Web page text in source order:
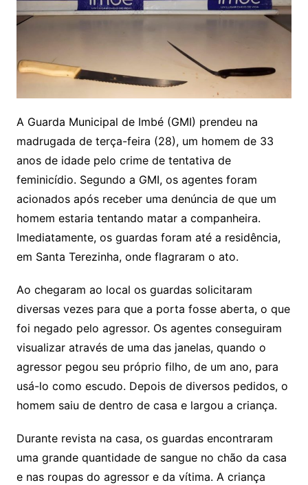
A Guarda Municipal de Imbé (GMI) prendeu na
madrugada de terça-feira (28), um homem de 33
anos de idade pelo crime de tentativa de
feminicídio. Segundo a GMI, os agentes foram
acionados após receber uma denúncia de que um
homem estaria tentando matar a companheira.
Imediatamente, os guardas foram até a residência,
em Santa Terezinha, onde flagraram o ato.
Ao chegaram ao local os guardas solicitaram
diversas vezes para que a porta fosse aberta, o que
foi negado pelo agressor. Os agentes conseguiram
visualizar através de uma das janelas, quando o
agressor pegou seu próprio filho, de um ano, para
usá-lo como escudo. Depois de diversos pedidos, o
homem saiu de dentro de casa e largou a criança.
Durante revista na casa, os guardas encontraram
uma grande quantidade de sangue no chão da casa
e nas roupas do agressor e da vítima. A criança